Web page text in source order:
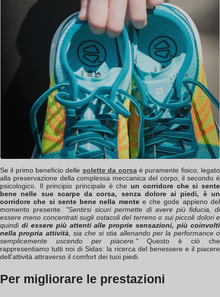
Se il primo beneficio delle solette da corsaè puramente fisico, legato
alla preservazione della complessa meccanica del corpo, il secondo è
psicologico. Il principio principale è che un corridore che si sente
bene nelle sue scarpe da corsa, senza dolore ai piedi, è un
corridore che si sente bene nella mentee che gode appieno del
momento presente. "Sentirsi sicuri permette di avere più fiducia, di
essere meno concentrati sugli ostacoli del terreno o sui piccoli dolori e
quindi di essere più attenti alle proprie sensazioni, più coinvolti
nella propria attività, sia che si stia allenando per la performance o
semplicemente uscendo per piacere."Questo è ciò che
rappresentiamo tutti noi di Sidas: la ricerca del benessere e il piacere
dell'attività attraverso il comfort dei tuoi piedi.
Per migliorare le prestazioni